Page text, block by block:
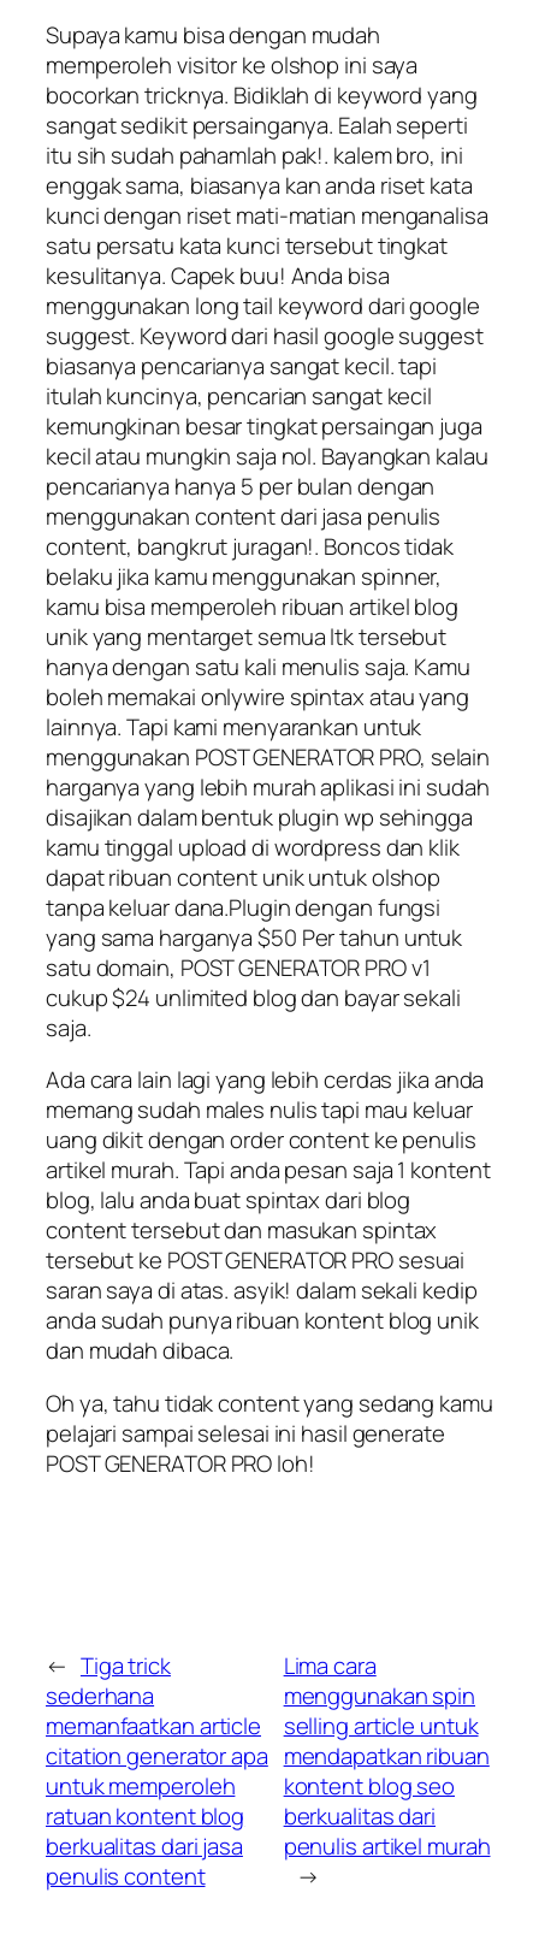
Supaya kamu bisa dengan mudah
memperoleh visitor ke olshop ini saya
bocorkan tricknya. Bidiklah di keyword yang
sangat sedikit persainganya. Ealah seperti
itu sih sudah pahamlah pak!. kalem bro, ini
enggak sama, biasanya kan anda riset kata
kunci dengan riset mati-matian menganalisa
satu persatu kata kunci tersebut tingkat
kesulitanya. Capek buu! Anda bisa
menggunakan long tail keyword dari google
suggest. Keyword dari hasil google suggest
biasanya pencarianya sangat kecil. tapi
itulah kuncinya, pencarian sangat kecil
kemungkinan besar tingkat persaingan juga
kecil atau mungkin saja nol. Bayangkan kalau
pencarianya hanya 5 per bulan dengan
menggunakan content dari jasa penulis
content, bangkrut juragan!. Boncos tidak
belaku jika kamu menggunakan spinner,
kamu bisa memperoleh ribuan artikel blog
unik yang mentarget semua ltk tersebut
hanya dengan satu kali menulis saja. Kamu
boleh memakai onlywire spintax atau yang
lainnya. Tapi kami menyarankan untuk
menggunakan POST GENERATOR PRO, selain
harganya yang lebih murah aplikasi ini sudah
disajikan dalam bentuk plugin wp sehingga
kamu tinggal upload di wordpress dan klik
dapat ribuan content unik untuk olshop
tanpa keluar dana.Plugin dengan fungsi
yang sama harganya $50 Per tahun untuk
satu domain, POST GENERATOR PRO v1
cukup $24 unlimited blog dan bayar sekali
saja.
Ada cara lain lagi yang lebih cerdas jika anda
memang sudah males nulis tapi mau keluar
uang dikit dengan order content ke penulis
artikel murah. Tapi anda pesan saja 1 kontent
blog, lalu anda buat spintax dari blog
content tersebut dan masukan spintax
tersebut ke POST GENERATOR PRO sesuai
saran saya di atas. asyik! dalam sekali kedip
anda sudah punya ribuan kontent blog unik
dan mudah dibaca.
Oh ya, tahu tidak content yang sedang kamu
pelajari sampai selesai ini hasil generate
POST GENERATOR PRO loh!
← Tiga trick
sederhana
memanfaatkan article
citation generator apa
untuk memperoleh
ratuan kontent blog
berkualitas dari jasa
penulis content
Lima cara
menggunakan spin
selling article untuk
mendapatkan ribuan
kontent blog seo
berkualitas dari
penulis artikel murah
→